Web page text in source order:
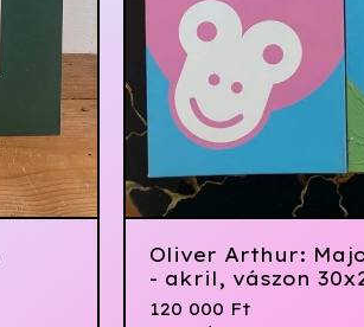
Oliver Arthur:
- akril, vászon
120 000 Ft